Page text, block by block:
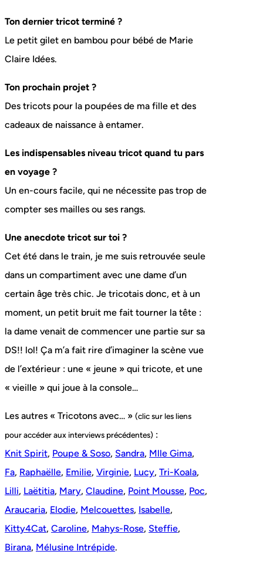
Ton dernier tricot terminé ?
Le petit gilet en bambou pour bébé de Marie
Claire Idées.
Ton prochain projet ?
Des tricots pour la poupées de ma fille et des
cadeaux de naissance à entamer.
Les indispensables niveau tricot quand tu pars
en voyage ?
Un en-cours facile, qui ne nécessite pas trop de
compter ses mailles ou ses rangs.
Une anecdote tricot sur toi ?
Cet été dans le train, je me suis retrouvée seule
dans un compartiment avec une dame d’un
certain âge très chic. Je tricotais donc, et à un
moment, un petit bruit me fait tourner la tête :
la dame venait de commencer une partie sur sa
DS!! lol! Ça m’a fait rire d’imaginer la scène vue
de l’extérieur : une « jeune » qui tricote, et une
« vieille » qui joue à la console…
Les autres « Tricotons avec… » (clic sur les liens
pour accéder aux interviews précédentes) :
Knit Spirit, Poupe & Soso, Sandra, Mlle Gima,
Fa, Raphaëlle, Emilie, Virginie, Lucy, Tri-Koala,
Lilli, Laëtitia, Mary, Claudine, Point Mousse, Poc,
Araucaria, Elodie, Melcouettes, Isabelle,
Kitty4Cat, Caroline, Mahys-Rose, Steffie,
Birana, Mélusine Intrépide.